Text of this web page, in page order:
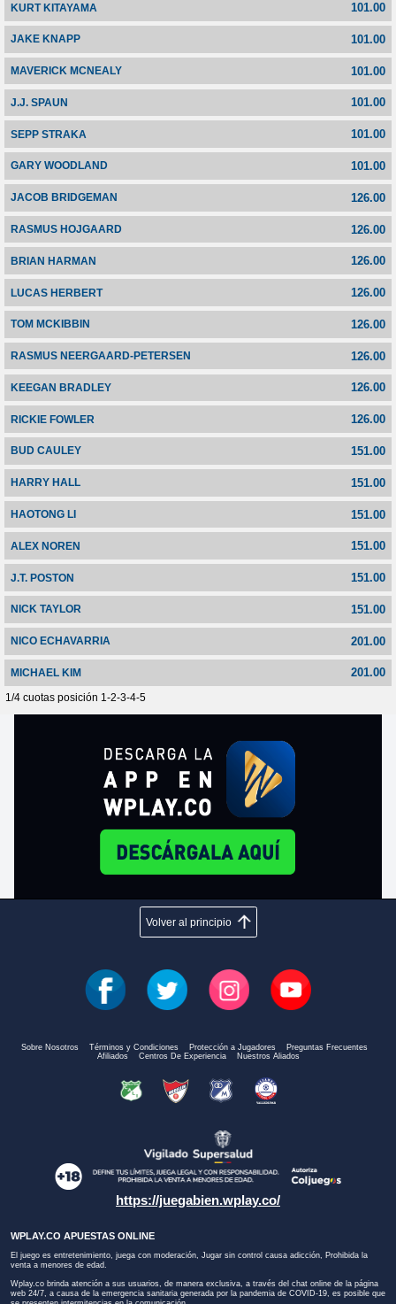
KURT KITAYAMA 101.00
JAKE KNAPP 101.00
MAVERICK MCNEALY 101.00
J.J. SPAUN 101.00
SEPP STRAKA 101.00
GARY WOODLAND 101.00
JACOB BRIDGEMAN 126.00
RASMUS HOJGAARD 126.00
BRIAN HARMAN 126.00
LUCAS HERBERT 126.00
TOM MCKIBBIN 126.00
RASMUS NEERGAARD-PETERSEN 126.00
KEEGAN BRADLEY 126.00
RICKIE FOWLER 126.00
BUD CAULEY 151.00
HARRY HALL 151.00
HAOTONG LI 151.00
ALEX NOREN 151.00
J.T. POSTON 151.00
NICK TAYLOR 151.00
NICO ECHAVARRIA 201.00
MICHAEL KIM 201.00
1/4 cuotas posición 1-2-3-4-5
Volver al principio
Sobre Nosotros Términos y Condiciones Protección a Jugadores
Preguntas Frecuentes
Afiliados
Centros De Experiencia Nuestros Aliados
https://juegabien.wplay.co/
WPLAY.CO APUESTAS ONLINE
El juego es entretenimiento, juega con moderación, Jugar sin control causa adicción, Prohibida la
venta a menores de edad.
Wplay.co brinda atención a sus usuarios, de manera exclusiva, a través del chat online de la página
web 24/7, a causa de la emergencia sanitaria generada por la pandemia de COVID-19, es posible que